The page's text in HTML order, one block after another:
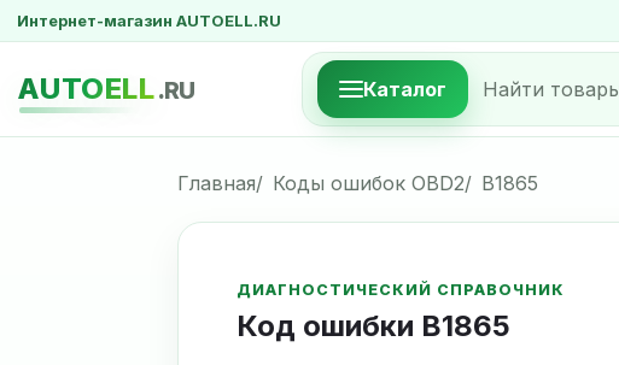
Интернет-магазин AUTOELL.RU
AUTOELL.RU Каталог
Главная Коды ошибок OBD2 B1865
ДИАГНОСТИЧЕСКИЙ СПРАВОЧНИК
Код ошибки B1865